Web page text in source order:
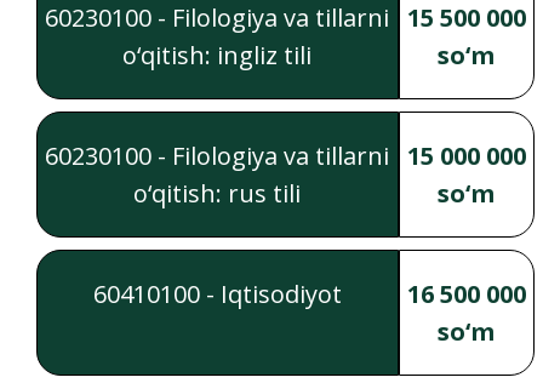
60230100 - Filologiya va tillarni
o‘qitish: ingliz tili
15 500 000
so‘m
60230100 - Filologiya va tillarni
o‘qitish: rus tili
15 000 000
so‘m
60410100 - Iqtisodiyot
16 500 000
so‘m